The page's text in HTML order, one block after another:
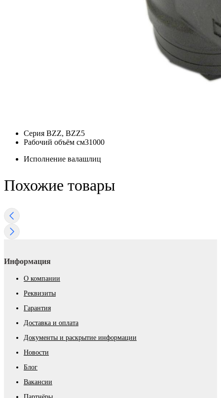
Серия BZZ, BZZ5
Рабочий объём см31000
Исполнение валашлиц
Похожие товары
Информация
О компании
Реквизиты
Гарантия
Доставка и оплата
Документы и раскрытие информации
Новости
Блог
Вакансии